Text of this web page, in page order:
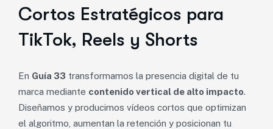
Cortos Estratégicos para
TikTok, Reels y Shorts
En Guía 33 transformamos la presencia digital de tu
marca mediante contenido vertical de alto impacto.
Diseñamos y producimos vídeos cortos que optimizan
el algoritmo, aumentan la retención y posicionan tu